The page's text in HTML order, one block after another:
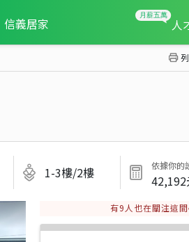
信義居家 人
1-3樓/2樓 依據你的
42,192
有9 人也在關注這